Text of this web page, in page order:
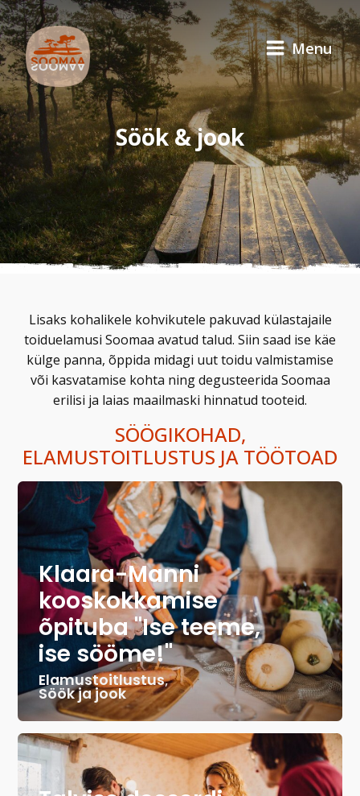
Menu
Söök & jook
Lisaks kohalikele kohvikutele pakuvad külastajaile
toiduelamusi Soomaa avatud talud. Siin saad ise käe
külge panna, õppida midagi uut toidu valmistamise
või kasvatamise kohta ning degusteerida Soomaa
erilisi ja laias maailmaski hinnatud tooteid.
SÖÖGIKOHAD,
ELAMUSTOITLUSTUS JA TÖÖTOAD
Klaara-Manni
kooskokkamise
õpituba "Ise teeme,
ise sööme!"
Elamustoitlustus,
Söök ja jook